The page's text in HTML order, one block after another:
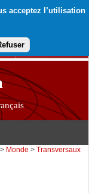
acceptez l’utilisation
> Monde > Transversaux